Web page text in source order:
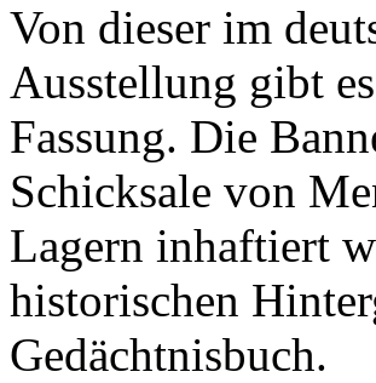
Von dieser im
Ausstellung gibt
Fassung. Die
Schicksale von
Lagern inhaftiert
historischen
Gedächtnisbuch.